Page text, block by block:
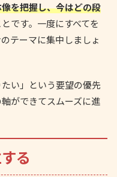
を把握し、今はどの段
とです。一度にすべてを
テーマに集中しましょ
い」という要望の優先
ができてスムーズに進
る